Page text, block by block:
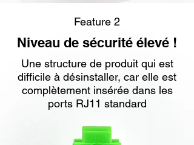
Feature 2
Niveau de sécurité élevé !
Une structure de produit qui est
difficile à désinstaller, car elle est
complètement insérée dans les
ports RJ11 standard